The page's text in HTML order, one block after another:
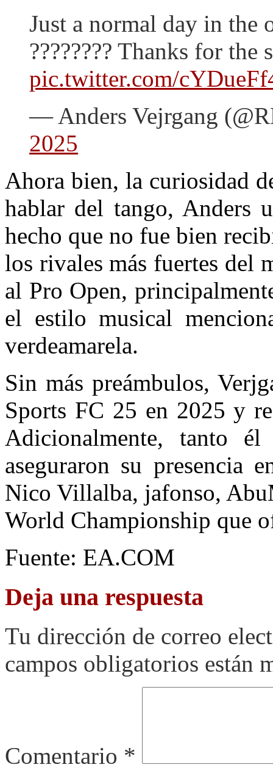
Just a normal day in the
???????? Thanks for the
pic.twitter.com/
— Anders Vejrgang
2025
Ahora bien, la curiosidad
hablar del tango, Anders
hecho que no fue bien
los rivales más fuertes del
al Pro Open,
el estilo musical
verdeamarela.
Sin más preámbulos,
Sports FC 25 en 2025 y
Adicionalmente, tanto
aseguraron su presencia
Nico Villalba, jafonso,
World Championship que
Fuente: EA.COM
Deja una respuesta
Tu dirección de correo
campos obligatorios están
Comentario *